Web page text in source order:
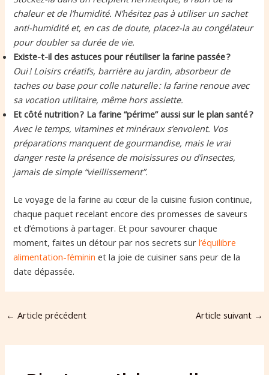
chaleur et de l’humidité. N’hésitez pas à utiliser un sachet
anti-humidité et, en cas de doute, placez-la au congélateur
pour doubler sa durée de vie.
Existe-t-il des astuces pour réutiliser la farine passée ?
Oui ! Loisirs créatifs, barrière au jardin, absorbeur de
taches ou base pour colle naturelle : la farine renoue avec
sa vocation utilitaire, même hors assiette.
Et côté nutrition ? La farine “périme” aussi sur le plan santé ?
Avec le temps, vitamines et minéraux s’envolent. Vos
préparations manquent de gourmandise, mais le vrai
danger reste la présence de moisissures ou d’insectes,
jamais de simple “vieillissement”.
Le voyage de la farine au cœur de la cuisine fusion continue,
chaque paquet recelant encore des promesses de saveurs
et d’émotions à partager. Et pour savourer chaque
moment, faites un détour par nos secrets surl’équilibre
alimentation-féminin et la joie de cuisiner sans peur de la
date dépassée.
← Article précédent Article suivant →